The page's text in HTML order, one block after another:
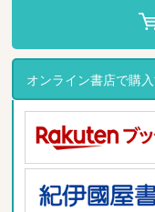
オンライン書店で購